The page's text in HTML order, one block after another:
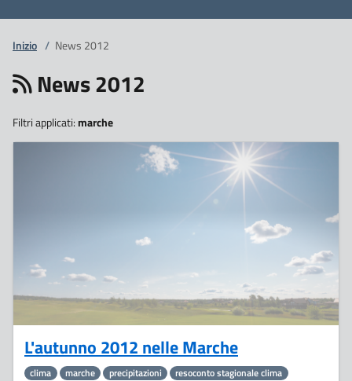
Inizio / News 2012
News 2012
Filtri applicati:marche
L'autunno 2012 nelle Marche
clima marche precipitazioni resoconto stagionale clima